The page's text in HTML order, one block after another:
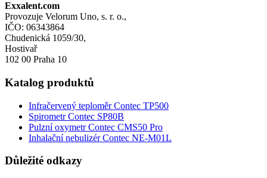
Exxalent.com
Provozuje Velorum Uno, s. r. o.,
IČO: 06343864
Chudenická 1059/30,
Hostivař
102 00 Praha 10
Katalog produktů
Infračervený teploměr Contec TP500
Spirometr Contec SP80B
Pulzní oxymetr Contec CMS50 Pro
Inhalační nebulizér Contec NE-M01L
Důležité odkazy